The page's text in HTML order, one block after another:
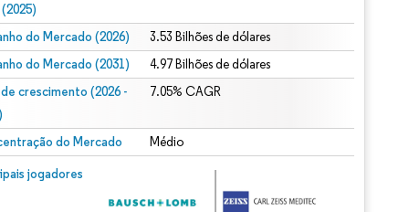
do Mercado (2026) 3.53 Bilhões de dólares
do Mercado (2031) 4.97 Bilhões de dólares
de crescimento (2026 -
7.05% CAGR
do Mercado Médio
jogadores
© Mordor Intelligence. O reuso requer atribuição conforme CC BY 4.0.
conforme CC BY 4.0.